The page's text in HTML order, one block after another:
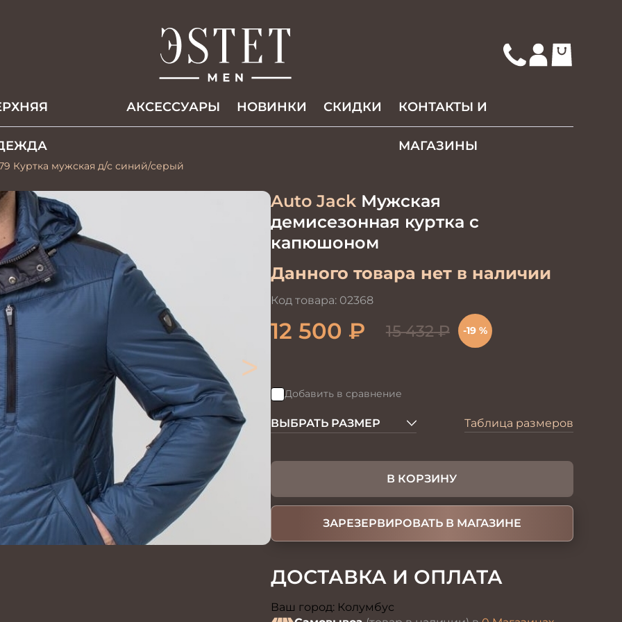
АКCЕССУАРЫ НОВИНКИ СКИДКИ КОНТАКТЫ И
МАГАЗИНЫ
Куртка мужская д/с синий/серый
>
Auto JackМужская
демисезонная куртка с
капюшоном
Данного товара нет в наличии
Код товара: 02368
12 500 ₽ 15 432₽ -19 %
Добавить в сравнение
ВЫБРАТЬ РАЗМЕР Таблица размеров
В КОРЗИНУ
ЗАРЕЗЕРВИРОВАТЬ В МАГАЗИНЕ
ДОСТАВКА И ОПЛАТА
Ваш город: Колумбус